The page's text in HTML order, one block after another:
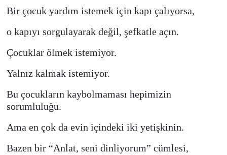
Bir çocuk yardım istemek için kapı çalıyorsa,
o kapıyı sorgulayarak değil, şefkatle açın.
Çocuklar ölmek istemiyor.
Yalnız kalmak istemiyor.
Bu çocukların kaybolmaması hepimizin
sorumluluğu.
Ama en çok da evin içindeki iki yetişkinin.
Bazen bir “Anlat, seni dinliyorum” cümlesi,